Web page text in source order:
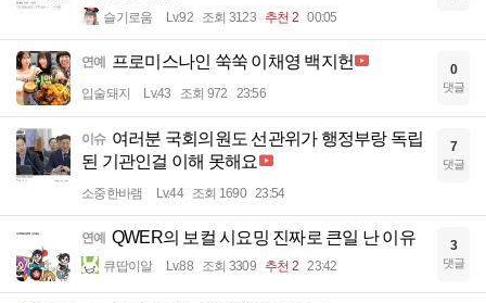
슬기로움 Lv.92 조회 3123 추천 2 00:05
연예 프로미스나인 쑥쑥 이채영 백지헌
입술돼지 Lv.43 조회 972 23:56
0
댓글
이슈 여러분 국회의원도 선관위가 행정부랑 독립
된 기관인걸 이해 못해요
소중한바램 Lv.44 조회 1690 23:54
7
댓글
연예 QWER의 보컬 시요밍 진짜로 큰일 난 이유
큐땁이알 Lv.88 조회 3309 추천 2 23:42
3
댓글